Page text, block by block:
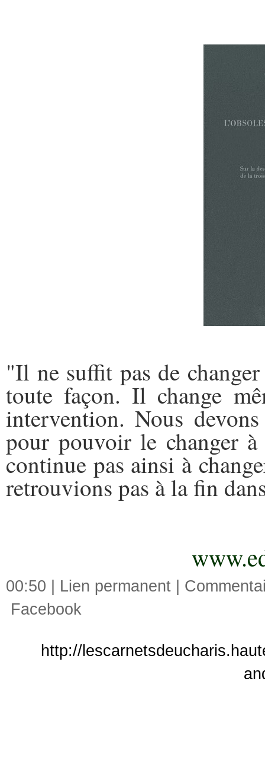
"Il ne suffit pas de
toute façon. Il change
intervention. Nous
pour pouvoir le changer
continue pas ainsi à
retrouvions pas à la fin
00:50 | Lien permanent
Facebook
http://